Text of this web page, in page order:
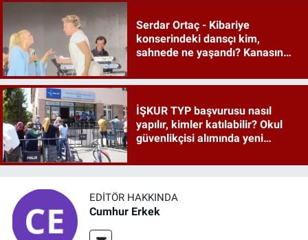
Serdar Ortaç - Kibariye
konserindeki dansçı kim,
sahnede ne yaşandı? Kanasın
İŞKUR TYP başvurusu nasıl
yapılır, kimler katılabilir? Okul
güvenlikçisi alımında yeni
EDITÖR HAKKINDA
Cumhur Erkek